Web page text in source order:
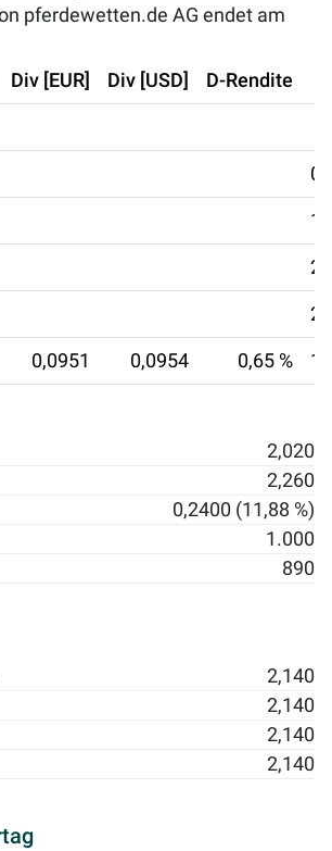
pferdewetten.de AG endet am
Div [EUR] Div [USD] D-Rendite
0,0951 0,0954 0,65 %
2,020
2,260
0,2400 (11,88 %)
1.000
890
2,140
2,140
2,140
2,140